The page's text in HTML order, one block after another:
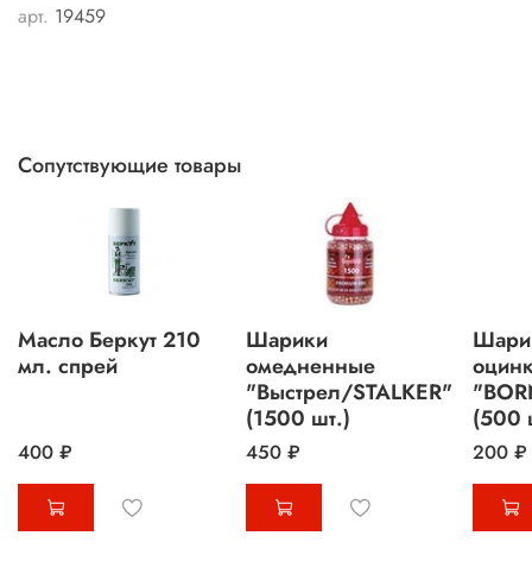
арт. 19459
Сопутствующие товары
Масло Беркут 210
мл. спрей
400 ₽
Шарики
омедненные
"Выстрел/STALKER"
(1500 шт.)
450 ₽
(500
200 ₽